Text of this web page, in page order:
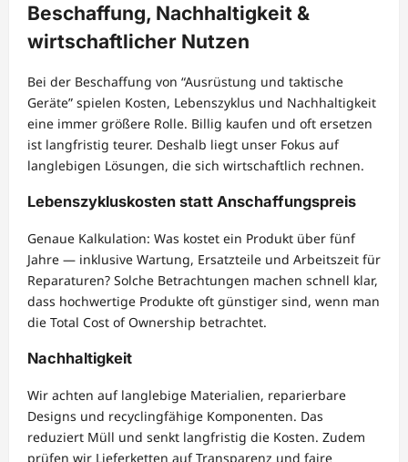
Beschaffung, Nachhaltigkeit &
wirtschaftlicher Nutzen
Bei der Beschaffung von “Ausrüstung und taktische
Geräte” spielen Kosten, Lebenszyklus und Nachhaltigkeit
eine immer größere Rolle. Billig kaufen und oft ersetzen
ist langfristig teurer. Deshalb liegt unser Fokus auf
langlebigen Lösungen, die sich wirtschaftlich rechnen.
Lebenszykluskosten statt Anschaffungspreis
Genaue Kalkulation: Was kostet ein Produkt über fünf
Jahre — inklusive Wartung, Ersatzteile und Arbeitszeit für
Reparaturen? Solche Betrachtungen machen schnell klar,
dass hochwertige Produkte oft günstiger sind, wenn man
die Total Cost of Ownership betrachtet.
Nachhaltigkeit
Wir achten auf langlebige Materialien, reparierbare
Designs und recyclingfähige Komponenten. Das
reduziert Müll und senkt langfristig die Kosten. Zudem
prüfen wir Lieferketten auf Transparenz und faire